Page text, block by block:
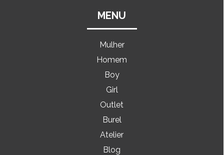
MENU
Mulher
Homem
Boy
Girl
Outlet
Burel
Atelier
Blog